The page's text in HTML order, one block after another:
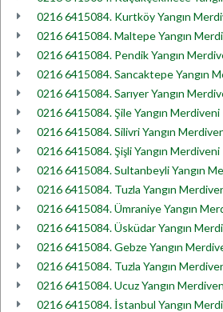
0216 6415084. Kurtköy Yangın
0216 6415084. Maltepe Yangın
0216 6415084. Pendik Yangın
0216 6415084. Sancaktepe Yangın
0216 6415084. Sarıyer Yangın
0216 6415084. Şile Yangın Merdiveni
0216 6415084. Silivri Yangın
0216 6415084. Şişli Yangın Merdiveni
0216 6415084. Sultanbeyli Yangın
0216 6415084. Tuzla Yangın
0216 6415084. Ümraniye Yangın
0216 6415084. Üsküdar Yangın
0216 6415084. Gebze Yangın
0216 6415084. Tuzla Yangın
0216 6415084. Ucuz Yangın
0216 6415084. İstanbul Yangın